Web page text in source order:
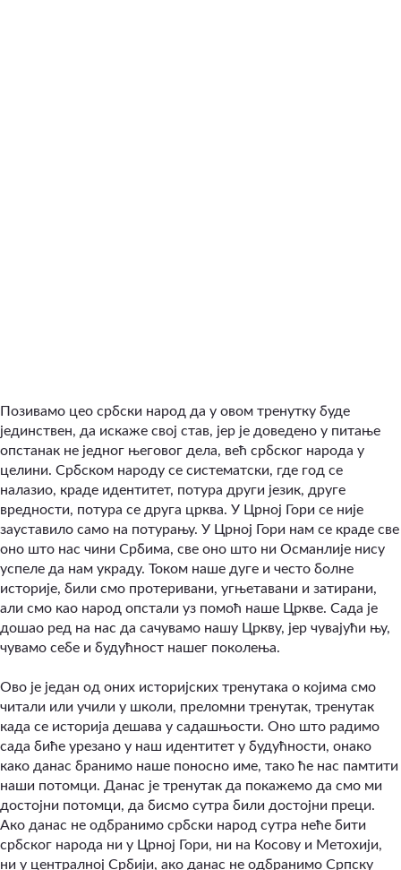
​Позивамо цео србски народ да у овом тренутку буде
јединствен, да искаже свој став, јер је доведено у питање
опстанак не једног његовог дела, већ србског народа у
целини. Србском народу се систематски, где год се
налазио, краде идентитет, потура други језик, друге
вредности, потура се друга црква. У Црној Гори се није
зауставило само на потурању. У Црној Гори нам се краде све
оно што нас чини Србима, све оно што ни Османлије нису
успеле да нам украду. Током наше дуге и често болне
историје, били смо протеривани, угњетавани и затирани,
али смо као народ опстали уз помоћ наше Цркве. Сада је
дошао ред на нас да сачувамо нашу Цркву, јер чувајући њу,
чувамо себе и будућност нашег поколења.
​Ово је један од оних историјских тренутака о којима смо
читали или учили у школи, преломни тренутак, тренутак
када се историја дешава у садашњости. Оно што радимо
сада биће урезано у наш идентитет у будућности, онако
како данас бранимо наше поносно име, тако ће нас памтити
наши потомци. Данас је тренутак да покажемо да смо ми
достојни потомци, да бисмо сутра били достојни преци.
Ако данас не одбранимо србски народ сутра неће бити
србског народа ни у Црној Гори, ни на Косову и Метохији,
ни у централној Србији, ако данас не одбранимо Српску